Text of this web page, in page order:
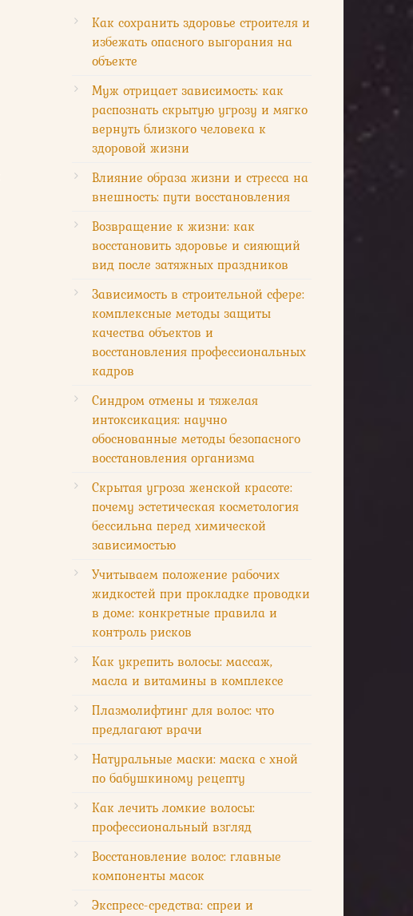
Как сохранить здоровье строителя и
избежать опасного выгорания на
объекте
Муж отрицает зависимость: как
распознать скрытую угрозу и мягко
вернуть близкого человека к
здоровой жизни
Влияние образа жизни и стресса на
внешность: пути восстановления
Возвращение к жизни: как
восстановить здоровье и сияющий
вид после затяжных праздников
Зависимость в строительной сфере:
комплексные методы защиты
качества объектов и
восстановления профессиональных
кадров
Синдром отмены и тяжелая
интоксикация: научно
обоснованные методы безопасного
восстановления организма
Скрытая угроза женской красоте:
почему эстетическая косметология
бессильна перед химической
зависимостью
Учитываем положение рабочих
жидкостей при прокладке проводки
в доме: конкретные правила и
контроль рисков
Как укрепить волосы: массаж,
масла и витамины в комплексе
Плазмолифтинг для волос: что
предлагают врачи
Натуральные маски: маска с хной
по бабушкиному рецепту
Как лечить ломкие волосы:
профессиональный взгляд
Восстановление волос: главные
компоненты масок
Экспресс-средства: спреи и